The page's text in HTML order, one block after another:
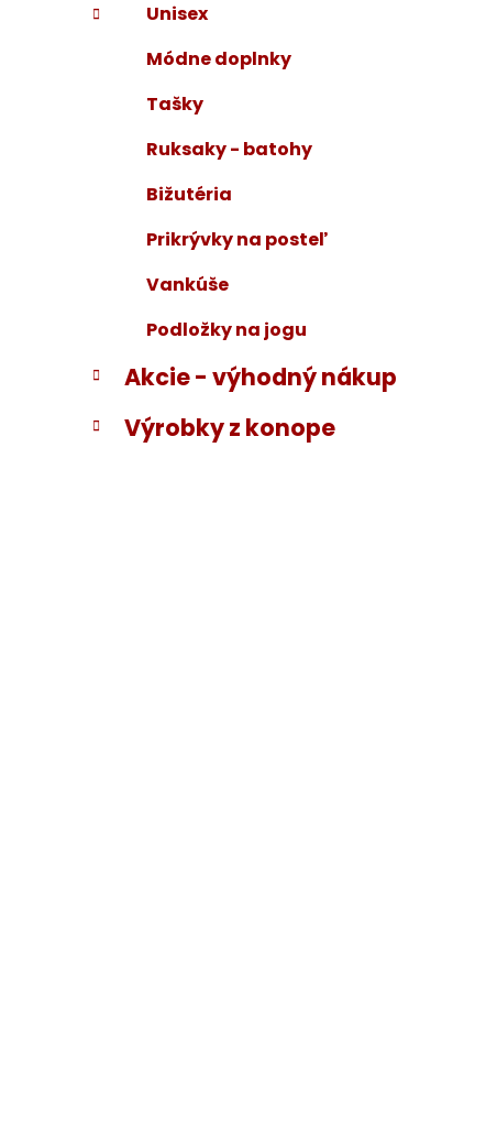
Unisex
Módne doplnky
Tašky
Ruksaky - batohy
Bižutéria
Prikrývky na posteľ
Vankúše
Podložky na jogu
Akcie - výhodný nákup
Výrobky z konope